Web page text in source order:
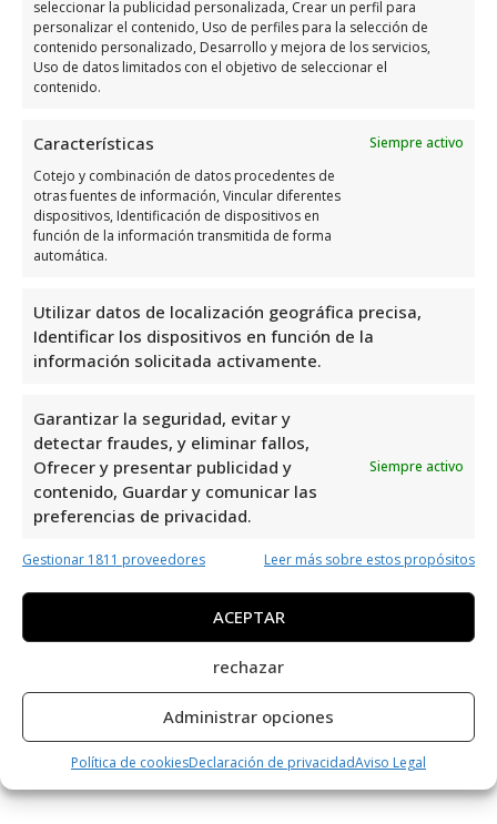
seleccionar la publicidad personalizada, Crear un perfil para
personalizar el contenido, Uso de perfiles para la selección de
contenido personalizado, Desarrollo y mejora de los servicios,
Uso de datos limitados con el objetivo de seleccionar el
contenido.
Características
Siempre activo
Cotejo y combinación de datos procedentes de
otras fuentes de información, Vincular diferentes
dispositivos, Identificación de dispositivos en
función de la información transmitida de forma
automática.
Utilizar datos de localización geográfica precisa,
Identificar los dispositivos en función de la
información solicitada activamente.
Garantizar la seguridad, evitar y
detectar fraudes, y eliminar fallos,
Ofrecer y presentar publicidad y
contenido, Guardar y comunicar las
preferencias de privacidad.
Siempre activo
Gestionar 1811 proveedores Leer más sobre estos propósitos
ACEPTAR
rechazar
Administrar opciones
Política de cookiesDeclaración de privacidadAviso Legal
Martes
a 18:00
Miércoles
8:00 a 13:30 – 15:30
Jueves
Viernes
8:00 a 13:30 – 15:30
a 18:00
Sábado
Opiniones y datos adicional
GarcíA S L
Eléctrica Industrial García S.L.
es una
empresa destacada en el área de Compañías
Carretera Dolores San Fulgencio, Km 1,
03150 Dolores, Alicante, España. Con una
valoración de rating de 4,3 basada en 11
reseñas, demuestra su compromiso con la
calidad y satisfacción del cliente. Su
reputación positiva refleja la excelencia en
sus servicios y la confianza que han ganado
en el mercado.